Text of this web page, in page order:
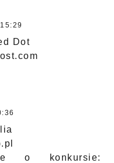
Dot
o konkursie: